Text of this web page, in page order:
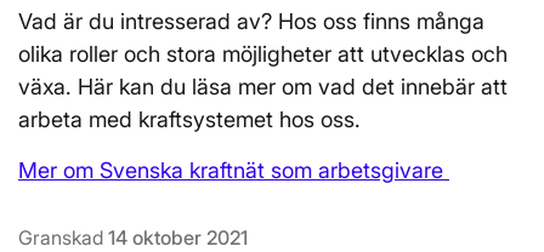
Vad är du intresserad av? Hos oss finns många
olika roller och stora möjligheter att utvecklas och
växa. Här kan du läsa mer om vad det innebär att
arbeta med kraftsystemet hos oss.
Mer om Svenska kraftnät som arbetsgivare
Granskad 14 oktober 2021